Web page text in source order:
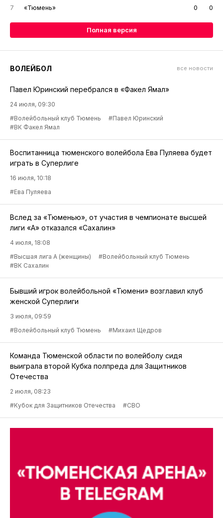
7
«Тюмень» 0 0
Полная версия
ВОЛЕЙБОЛ все новости
Павел Юринский перебрался в «Факел Ямал»
24 июля, 09:30
#Волейбольный клуб Тюмень
#Павел Юринский
#ВК Факел Ямал
Воспитанница тюменского волейбола Ева Пуляева будет
играть в Суперлиге
16 июля, 10:18
#Ева Пуляева
Вслед за «Тюменью», от участия в чемпионате высшей
лиги «А» отказался «Сахалин»
4 июля, 18:08
#Высшая лига А (женщины)
#Волейбольный клуб Тюмень
#ВК Сахалин
Бывший игрок волейбольной «Тюмени» возглавил клуб
женской Суперлиги
3 июля, 09:59
#Волейбольный клуб Тюмень
#Михаил Щедров
Команда Тюменской области по волейболу сидя
выиграла второй Кубка полпреда для Защитников
Отечества
2 июля, 08:23
#Кубок для Защитников Отечества
#СВО